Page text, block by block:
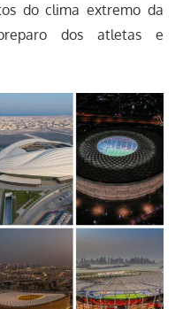
do clima extremo da
dos atletas e